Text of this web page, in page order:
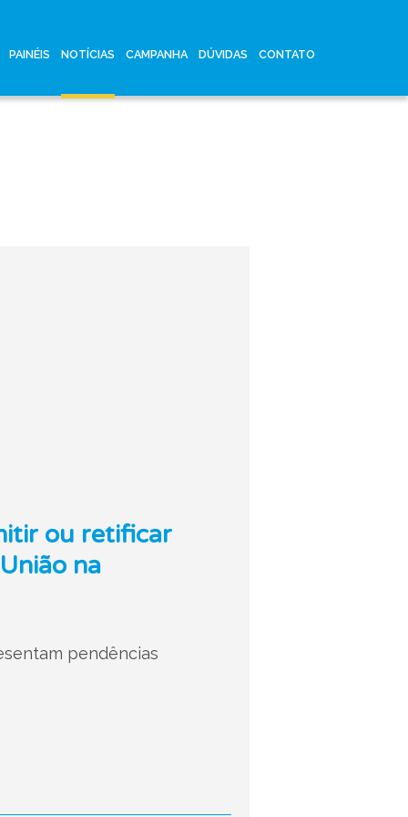
PAINÉIS NOTÍCIAS CAMPANHA DÚVIDAS CONTATO
ou retificar
na
pendências